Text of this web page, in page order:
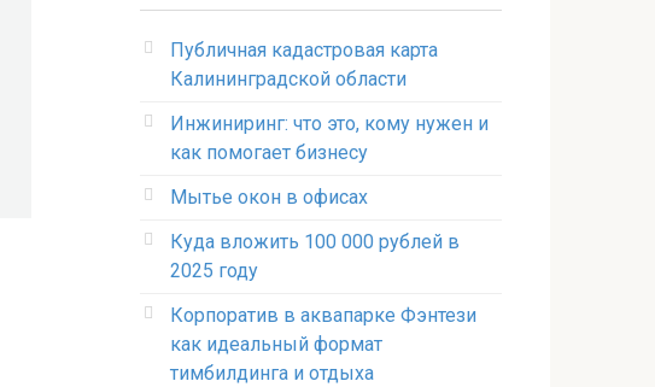
Публичная кадастровая карта
Калининградской области
Инжиниринг: что это, кому нужен и
как помогает бизнесу
Мытье окон в офисах
Куда вложить 100 000 рублей в
2025 году
Корпоратив в аквапарке Фэнтези
как идеальный формат
тимбилдинга и отдыха